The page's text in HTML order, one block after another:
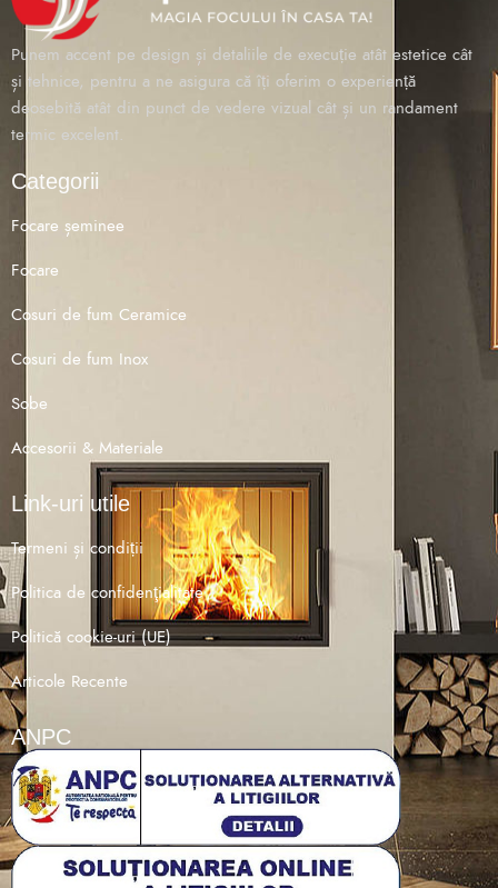
Punem accent pe design și detaliile de execuție atât estetice cât
și tehnice, pentru a ne asigura că îți oferim o experiență
deosebită atât din punct de vedere vizual cât și un randament
termic excelent.
Categorii
Focare șeminee
Focare
Cosuri de fum Ceramice
Cosuri de fum Inox
Sobe
Accesorii & Materiale
Link-uri utile
Termeni și condiții
Politica de confidenţialitate
Politică cookie-uri (UE)
Articole Recente
ANPC